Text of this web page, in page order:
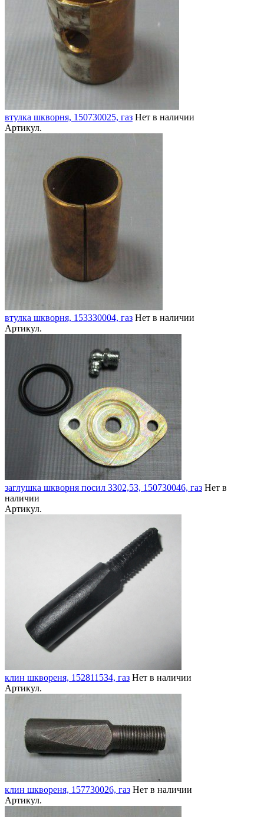
втулка шкворня, 150730025, газ Нет в наличии
Артикул.
втулка шкворня, 153330004, газ Нет в наличии
Артикул.
заглушка шкворня посил 3302,53, 150730046, газ Нет в
наличии
Артикул.
клин шквореня, 152811534, газ Нет в наличии
Артикул.
клин шквореня, 157730026, газ Нет в наличии
Артикул.